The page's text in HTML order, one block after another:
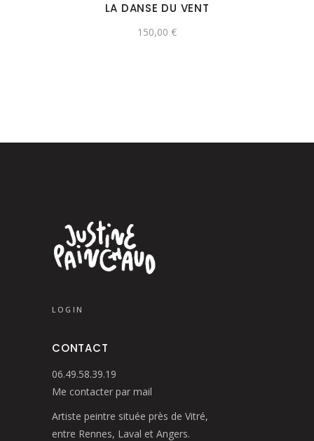
LA DANSE DU VENT
150,00 €
LOGIN
CONTACT
06.49.58.39.19
Me contacter par mail
Artiste peintre située près de Vitré,
entre Rennes, Laval et Angers.